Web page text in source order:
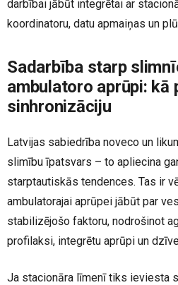
darbībai jābūt integrētai ar
koordinatoru, datu apmaiņas un
Sadarbība starp
ambulatoro aprūpi: kā
sinhronizāciju
Latvijas sabiedrība noveco un
slimību īpatsvars – to apliecina
starptautiskās tendences. Tas ir
ambulatorajai aprūpei jābūt par
stabilizējošo faktoru, nodrošinot
profilaksi, integrētu aprūpi un
Ja stacionāra līmenī tiks ieviesta